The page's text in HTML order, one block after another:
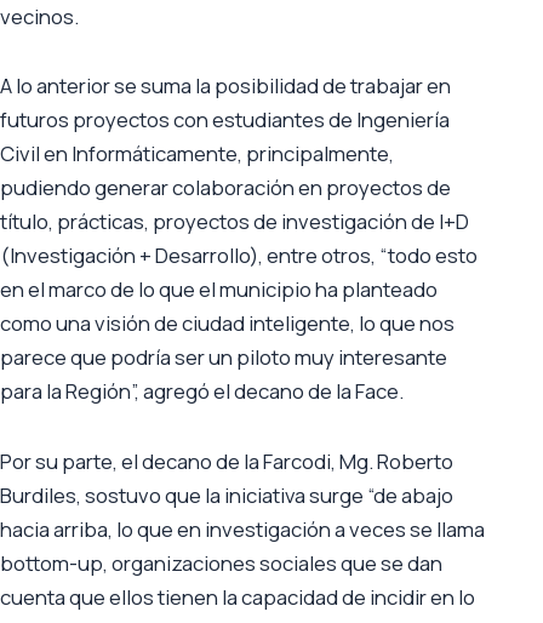
vecinos.
A lo anterior se suma la posibilidad de trabajar en
futuros proyectos con estudiantes de Ingeniería
Civil en Informáticamente, principalmente,
pudiendo generar colaboración en proyectos de
título, prácticas, proyectos de investigación de I+D
(Investigación + Desarrollo), entre otros, “todo esto
en el marco de lo que el municipio ha planteado
como una visión de ciudad inteligente, lo que nos
parece que podría ser un piloto muy interesante
para la Región”, agregó el decano de la Face.
Por su parte, el decano de la Farcodi, Mg. Roberto
Burdiles, sostuvo que la iniciativa surge “de abajo
hacia arriba, lo que en investigación a veces se llama
bottom-up, organizaciones sociales que se dan
cuenta que ellos tienen la capacidad de incidir en lo